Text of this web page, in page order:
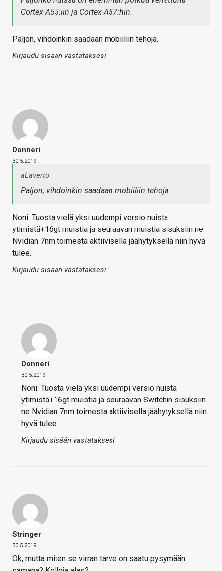
Cortex-A55:iin ja Cortex-A57:hin.
Paljon, vihdoinkin saadaan mobiiliin tehoja.
Kirjaudu sisään vastataksesi
Donneri
30.5.2019
aLaverto
Paljon, vihdoinkin saadaan mobiiliin tehoja.
Noni. Tuosta vielä yksi uudempi versio nuista
ytimistä+16gt muistia ja seuraavan muistia sisuksiin ne
Nvidian 7nm toimesta aktiivisella jäähytyksellä niin hyvä
tulee.
Kirjaudu sisään vastataksesi
Donneri
30.5.2019
Noni. Tuosta vielä yksi uudempi versio nuista
ytimistä+16gt muistia ja seuraavan Switchin sisuksiin
ne Nvidian 7nm toimesta aktiivisella jäähytyksellä niin
hyvä tulee.
Kirjaudu sisään vastataksesi
Stringer
30.5.2019
Ok, mutta miten se virran tarve on saatu pysymään